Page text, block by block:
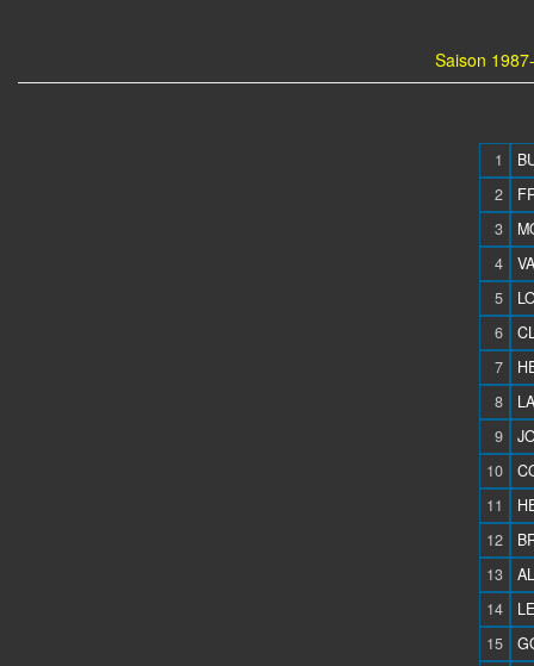
Saison
1
2
3
4
5
6
7
8
9
10
11
12
13
14
15